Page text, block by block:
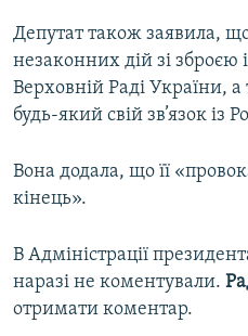
Депутат також заявила,
незаконних дій зі зброєю
Верховній Раді України,
будь-який свій зв’язок із
Вона додала, що її
кінець».
В Адміністрації
наразі не коментували.
отримати коментар.